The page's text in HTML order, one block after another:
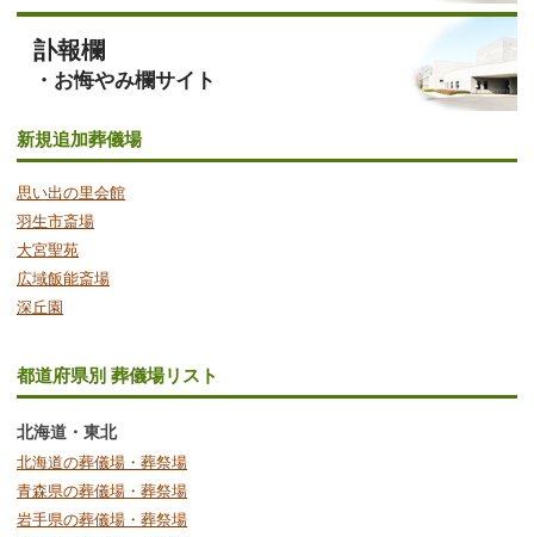
訃報欄
・お悔やみ欄サイト
新規追加葬儀場
思い出の里会館
羽生市斎場
大宮聖苑
広域飯能斎場
深丘園
都道府県別 葬儀場リスト
北海道・東北
北海道の葬儀場・葬祭場
青森県の葬儀場・葬祭場
岩手県の葬儀場・葬祭場